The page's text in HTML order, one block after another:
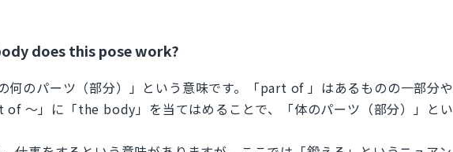
does this pose work?
何のパーツ（部分）」という意味です。「part of 」はあるものの一部分や
of 〜」に「the body」を当てはめることで、「体のパーツ（部分）」とい